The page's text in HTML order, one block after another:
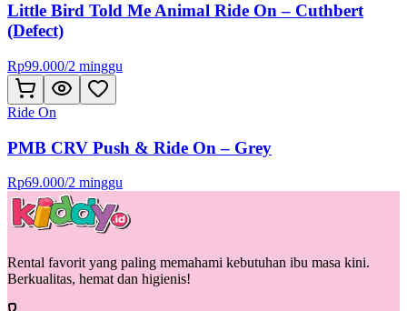
Little Bird Told Me Animal Ride On – Cuthbert
(Defect)
Rp99.000/2 minggu
Ride On
PMB CRV Push & Ride On – Grey
Rp69.000/2 minggu
Rental favorit yang paling memahami kebutuhan ibu masa kini.
Berkualitas, hemat dan higienis!